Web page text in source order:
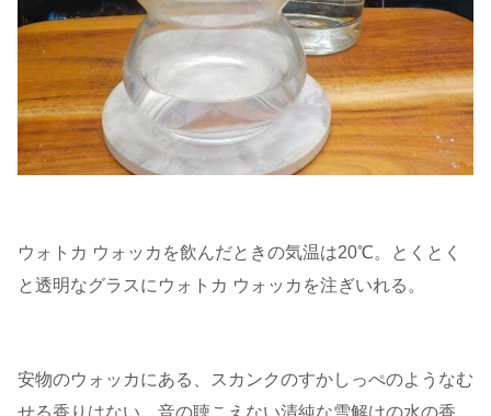
ウォトカ ウォッカを飲んだときの気温は20℃。とくとく
と透明なグラスにウォトカ ウォッカを注ぎいれる。
安物のウォッカにある、スカンクのすかしっぺのようなむ